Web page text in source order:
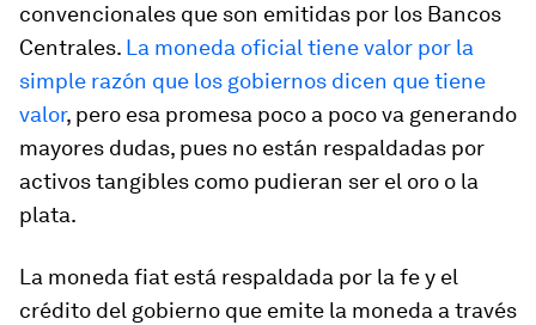
convencionales que son emitidas por los Bancos
Centrales. La moneda oficial tiene valor por la
simple razón que los gobiernos dicen que tiene
valor, pero esa promesa poco a poco va generando
mayores dudas, pues no están respaldadas por
activos tangibles como pudieran ser el oro o la
plata.
La moneda fiat está respaldada por la fe y el
crédito del gobierno que emite la moneda a través